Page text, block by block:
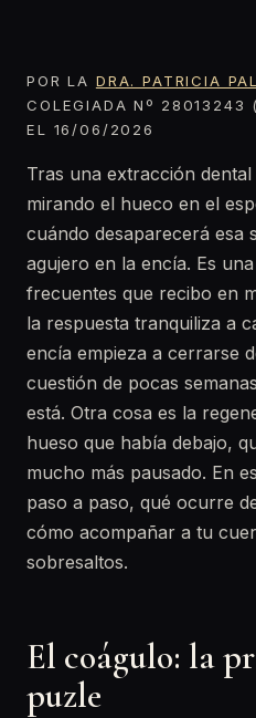
POR LA DRA. PATRICIA
COLEGIADA Nº 28013243
EL 16/06/2026
Tras una extracción
mirando el hueco en el
cuándo desaparecerá esa
agujero en la encía. Es
frecuentes que recibo en
la respuesta tranquiliza a
encía empieza a cerrarse
cuestión de pocas
está. Otra cosa es la
hueso que había debajo,
mucho más pausado. En
paso a paso, qué ocurre
cómo acompañar a tu
sobresaltos.
El coágulo: la
puzle